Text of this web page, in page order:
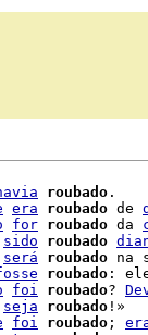
roubado .
era roubado de
for roubado da
sido roubado
será roubado na
roubado :
foi roubado?
seja roubado !»
foi roubado ;